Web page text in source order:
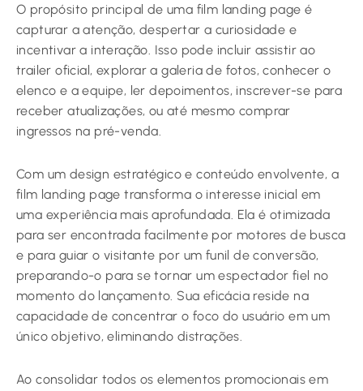
O propósito principal de uma film landing page é
capturar a atenção, despertar a curiosidade e
incentivar a interação. Isso pode incluir assistir ao
trailer oficial, explorar a galeria de fotos, conhecer o
elenco e a equipe, ler depoimentos, inscrever-se para
receber atualizações, ou até mesmo comprar
ingressos na pré-venda.
Com um design estratégico e conteúdo envolvente, a
film landing page transforma o interesse inicial em
uma experiência mais aprofundada. Ela é otimizada
para ser encontrada facilmente por motores de busca
e para guiar o visitante por um funil de conversão,
preparando-o para se tornar um espectador fiel no
momento do lançamento. Sua eficácia reside na
capacidade de concentrar o foco do usuário em um
único objetivo, eliminando distrações.
Ao consolidar todos os elementos promocionais em